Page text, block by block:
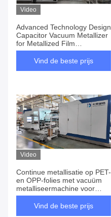
Video
Advanced Technology Design
Capacitor Vacuum Metallizer
for Metallized Film
Production
Vind de beste prijs
Video
Continue metallisatie op PET-
en OPP-folies met vacuüm
metalliseermachine voor
condensatoren
Vind de beste prijs